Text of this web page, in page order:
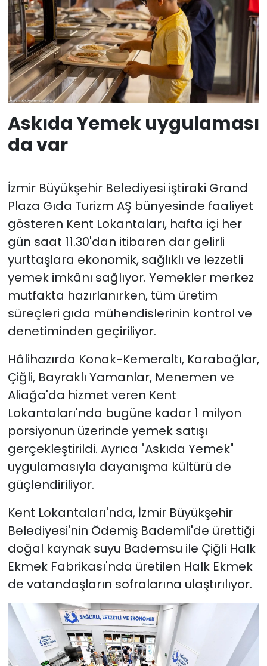
Askıda Yemek uygulaması
da var
İzmir Büyükşehir Belediyesi iştiraki Grand
Plaza Gıda Turizm AŞ bünyesinde faaliyet
gösteren Kent Lokantaları, hafta içi her
gün saat 11.30'dan itibaren dar gelirli
yurttaşlara ekonomik, sağlıklı ve lezzetli
yemek imkânı sağlıyor. Yemekler merkez
mutfakta hazırlanırken, tüm üretim
süreçleri gıda mühendislerinin kontrol ve
denetiminden geçiriliyor.
Hâlihazırda Konak-Kemeraltı, Karabağlar,
Çiğli, Bayraklı Yamanlar, Menemen ve
Aliağa'da hizmet veren Kent
Lokantaları'nda bugüne kadar 1 milyon
porsiyonun üzerinde yemek satışı
gerçekleştirildi. Ayrıca "Askıda Yemek"
uygulamasıyla dayanışma kültürü de
güçlendiriliyor.
Kent Lokantaları'nda, İzmir Büyükşehir
Belediyesi'nin Ödemiş Bademli'de ürettiği
doğal kaynak suyu Bademsu ile Çiğli Halk
Ekmek Fabrikası'nda üretilen Halk Ekmek
de vatandaşların sofralarına ulaştırılıyor.